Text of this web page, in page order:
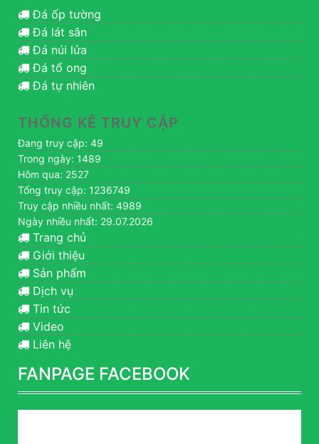
Đá ốp tường
Đá lát sân
Đá núi lửa
Đá tổ ong
Đá tự nhiên
THỐNG KÊ TRUY CẬP
Đang truy cập: 49
Trong ngày: 1489
Hôm qua: 2527
Tổng truy cập: 1236749
Truy cập nhiều nhất: 4989
Ngày nhiều nhất: 29.07.2026
Trang chủ
Giới thiệu
Sản phẩm
Dịch vụ
Tin tức
Video
Liên hệ
FANPAGE FACEBOOK